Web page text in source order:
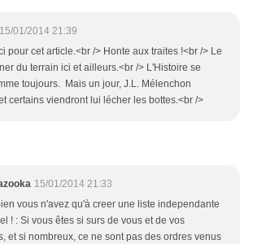
15/01/2014 21:39
pour cet article.<br /> Honte aux traites !<br /> Le
du terrain ici et ailleurs.<br /> L'Histoire se
toujours. Mais un jour, J.L. Mélenchon
certains viendront lui lécher les bottes.<br />
15/01/2014 21:33
vous n'avez qu'à creer une liste independante
! : Si vous êtes si surs de vous et de vos
et si nombreux, ce ne sont pas des ordres venus